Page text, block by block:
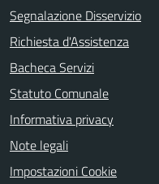
Segnalazione Disservizio
Richiesta d'Assistenza
Bacheca Servizi
Statuto Comunale
Informativa privacy
Note legali
Impostazioni Cookie